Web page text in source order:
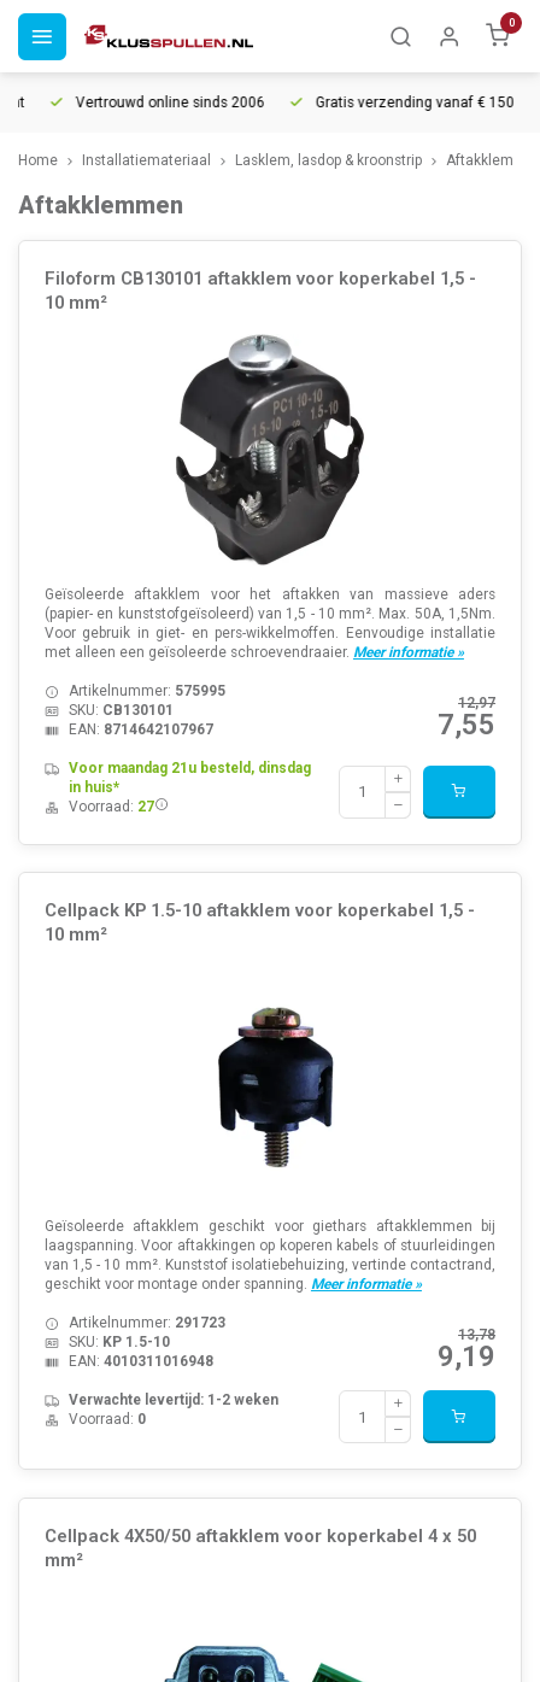
0
Vertrouwd online sinds 2006 Gratis verzending vanaf € 150
Home Installatiemateriaal Lasklem, lasdop & kroonstrip Aftakklem
Aftakklemmen
Filoform CB130101 aftakklem voor koperkabel 1,5 -
10 mm²
Geïsoleerde aftakklem voor het aftakken van massieve aders
(papier- en kunststofgeïsoleerd) van 1,5 - 10 mm². Max. 50A, 1,5Nm.
Voor gebruik in giet- en pers-wikkelmoffen. Eenvoudige installatie
met alleen een geïsoleerde schroevendraaier. Meer informatie »
12,97
7,55
Artikelnummer: 575995
SKU: CB130101
EAN: 8714642107967
Voor maandag 21u besteld, dinsdag
in huis*
Voorraad: 27
Cellpack KP 1.5-10 aftakklem voor koperkabel 1,5 -
10 mm²
Geïsoleerde aftakklem geschikt voor giethars aftakklemmen bij
laagspanning. Voor aftakkingen op koperen kabels of stuurleidingen
van 1,5 - 10 mm². Kunststof isolatiebehuizing, vertinde contactrand,
geschikt voor montage onder spanning. Meer informatie »
13,78
9,19
Artikelnummer: 291723
SKU: KP 1.5-10
EAN: 4010311016948
Verwachte levertijd: 1-2 weken
Voorraad: 0
Cellpack 4X50/50 aftakklem voor koperkabel 4 x 50
mm²